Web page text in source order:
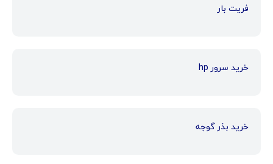
فریت بار
خرید سرور hp
خرید بذر گوجه